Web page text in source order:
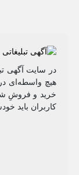
در سایت آگهی
هیچ واسطه‌ای
خرید و فروشِ
کاربران باید